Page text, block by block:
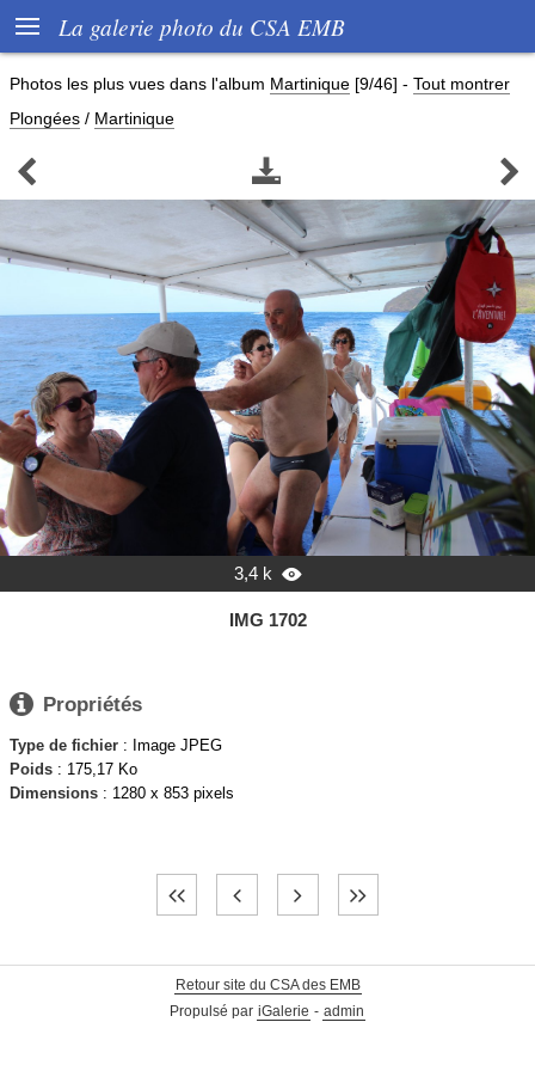
 La galerie photo du CSA EMB
Photos les plus vues dans l'album Martinique [9/46] - Tout montrer
Plongées / Martinique
  
3,4 k 
IMG 1702
 Propriétés
Type de fichier : Image JPEG
Poids : 175,17 Ko
Dimensions : 1280 x 853 pixels
Retour site du CSA des EMB
Propulsé par iGalerie - admin